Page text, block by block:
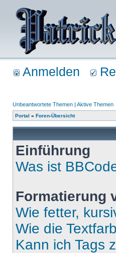
Anmelden
Unbeantwortete Themen | Aktive Themen
Portal » Foren-Übersicht
Einführung
Was ist
Formatierung
Wie fetter,
Wie die
Kann ich Tags